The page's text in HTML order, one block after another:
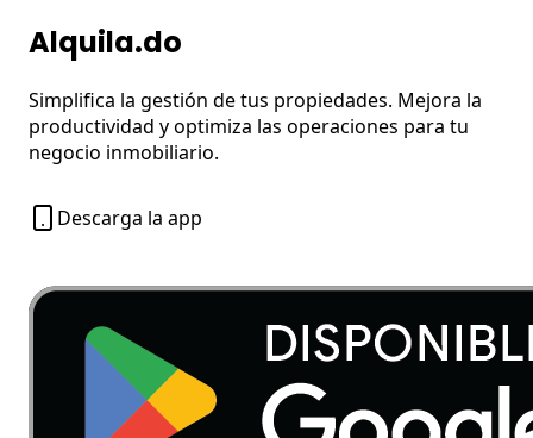
Alquila.do
Simplifica la gestión de tus propiedades. Mejora la
productividad y optimiza las operaciones para tu
negocio inmobiliario.
Descarga la app